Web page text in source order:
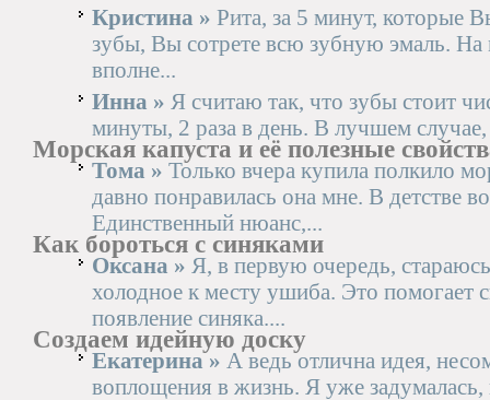
Кристина » Рита, за 5 минут, которые
зубы, Вы сотрете всю зубную эмаль. На
вполне...
Инна » Я считаю так, что зубы стоит
минуты, 2 раза в день. В лучшем
Морская капуста и её полезные
Тома » Только вчера купила полкило
давно понравилась она мне. В детстве
Единственный нюанс,...
Как бороться с синяками
Оксана » Я, в первую очередь,
холодное к месту ушиба. Это помогает
появление синяка....
Создаем идейную доску
Екатерина » А ведь отлична идея,
воплощения в жизнь. Я уже задумалась,